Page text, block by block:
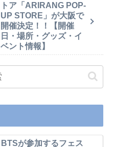
トア「ARIRANG POP-
UP STORE」が大阪で
開催決定！！【開催
日・場所・グッズ・イ
ベント情報】
BTSが参加するフェス